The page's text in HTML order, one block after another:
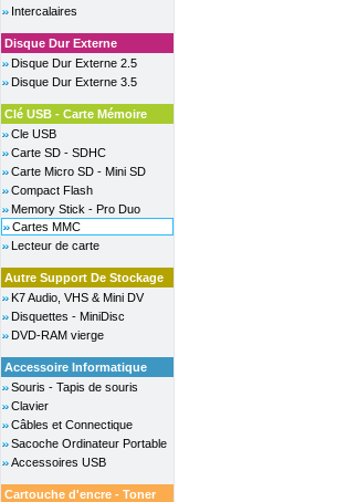
Intercalaires
Disque Dur Externe
Disque Dur Externe 2.5
Disque Dur Externe 3.5
Clé USB - Carte Mémoire
Cle USB
Carte SD - SDHC
Carte Micro SD - Mini SD
Compact Flash
Memory Stick - Pro Duo
Cartes MMC
Lecteur de carte
Autre Support De Stockage
K7 Audio, VHS & Mini DV
Disquettes - MiniDisc
DVD-RAM vierge
Accessoire Informatique
Souris - Tapis de souris
Clavier
Câbles et Connectique
Sacoche Ordinateur Portable
Accessoires USB
Cartouche d'encre - Toner